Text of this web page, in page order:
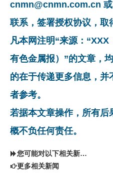
cnmn@cnmn.com.cn 或
联系，签署授权协议，取
凡本网注明“来源：“XXX
有色金属报）”的文章，
的在于传递更多信息，
者参考。
若据本文章操作，所有后
概不负任何责任。
您可能对以下相关新闻同样感兴趣
更多相关新闻